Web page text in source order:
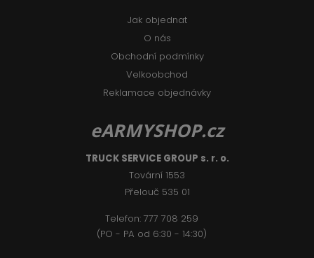
Jak objednat
O nás
Obchodní podmínky
Velkoobchod
Reklamace objednávky
eARMYSHOP.cz
TRUCK SERVICE GROUP s. r. o.
Tovární 1553
Přelouč 535 01
Telefon: 777 708 259
(PO - PA od 6:30 - 14:30)